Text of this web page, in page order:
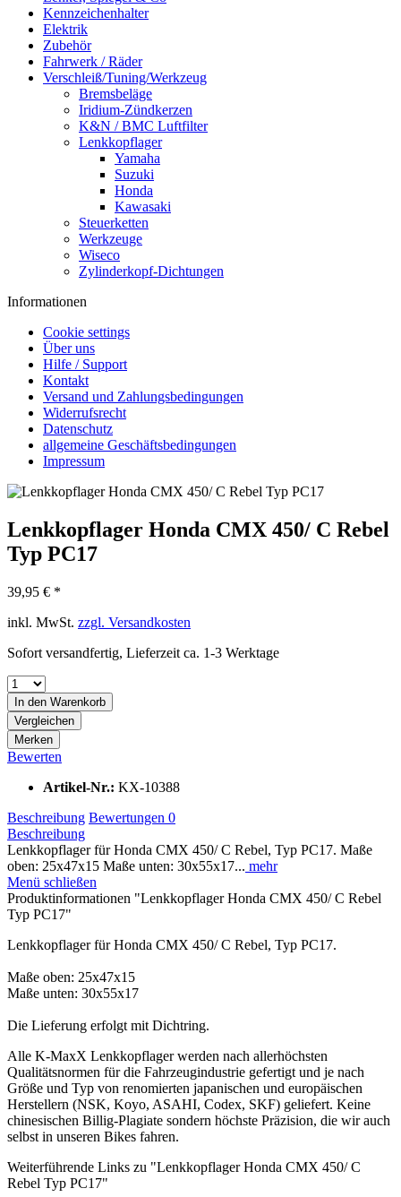
Kennzeichenhalter
Elektrik
Zubehör
Fahrwerk / Räder
Verschleiß/Tuning/Werkzeug
Bremsbeläge
Iridium-Zündkerzen
K&N / BMC Luftfilter
Lenkkopflager
Yamaha
Suzuki
Honda
Kawasaki
Steuerketten
Werkzeuge
Wiseco
Zylinderkopf-Dichtungen
Informationen
Cookie settings
Über uns
Hilfe / Support
Kontakt
Versand und Zahlungsbedingungen
Widerrufsrecht
Datenschutz
allgemeine Geschäftsbedingungen
Impressum
Lenkkopflager Honda CMX 450/ C Rebel
Typ PC17
39,95 € *
inkl. MwSt. zzgl. Versandkosten
Sofort versandfertig, Lieferzeit ca. 1-3 Werktage
In den Warenkorb
Vergleichen
Merken
Bewerten
Artikel-Nr.: KX-10388
Beschreibung Bewertungen 0
Beschreibung
Lenkkopflager für Honda CMX 450/ C Rebel, Typ PC17. Maße
oben: 25x47x15 Maße unten: 30x55x17... mehr
Menü schließen
Produktinformationen "Lenkkopflager Honda CMX 450/ C Rebel
Typ PC17"
Lenkkopflager für Honda CMX 450/ C Rebel, Typ PC17.
Maße oben: 25x47x15
Maße unten: 30x55x17
Die Lieferung erfolgt mit Dichtring.
Alle K-MaxX Lenkkopflager werden nach allerhöchsten
Qualitätsnormen für die Fahrzeugindustrie gefertigt und je nach
Größe und Typ von renomierten japanischen und europäischen
Herstellern (NSK, Koyo, ASAHI, Codex, SKF) geliefert. Keine
chinesischen Billig-Plagiate sondern höchste Präzision, die wir auch
selbst in unseren Bikes fahren.
Weiterführende Links zu "Lenkkopflager Honda CMX 450/ C
Rebel Typ PC17"